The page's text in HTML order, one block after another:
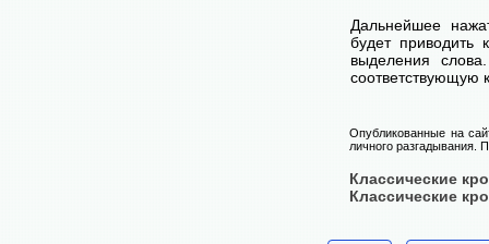
Дальнейшее
будет приводить
выделения
соответствующую
Опубликованные на
личного разгадывания.
Классические
Классические